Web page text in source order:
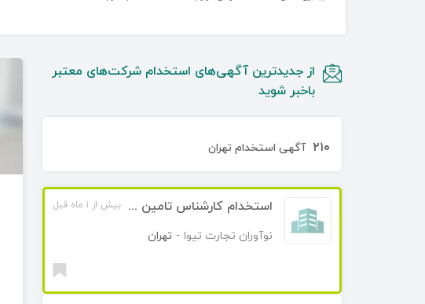
از جدیدترین آگهی‌های استخدام شرکت‌های معتبر
باخبر شوید
۲۱۰ آگهی استخدام تهران
استخدام کارشناس تامین کالا(موبایل)
نوآوران تجارت تیوا - تهران
بیش از ۱ ماه قبل